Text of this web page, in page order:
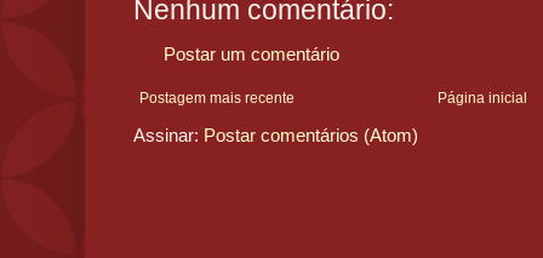
Nenhum comentário:
Postar um comentário
Postagem mais recente Página inicial
Assinar: Postar comentários (Atom)